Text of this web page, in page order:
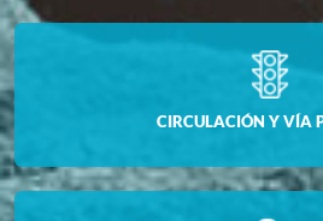
CIRCULACIÓN Y VÍA